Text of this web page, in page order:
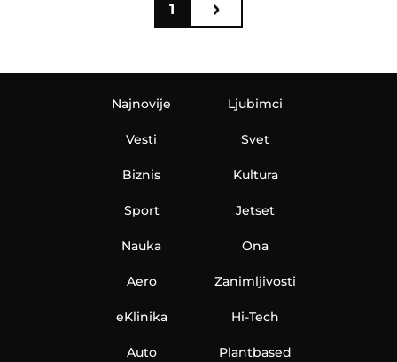
1
Najnovije
Vesti
Biznis
Sport
Nauka
Aero
Ljubimci
Svet
Kultura
Jetset
Ona
Zanimljivosti
eKlinika Hi-Tech
Auto Plantbased